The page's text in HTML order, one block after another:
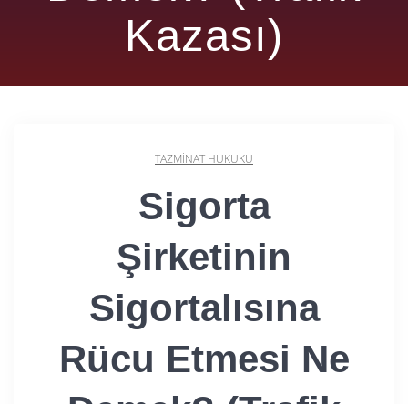
Kazası)
TAZMINAT HUKUKU
Sigorta
Şirketinin
Sigortalısına
Rücu Etmesi Ne